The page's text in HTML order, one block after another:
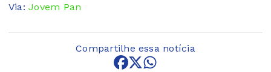
Via:Jovem Pan
Compartilhe essa notícia